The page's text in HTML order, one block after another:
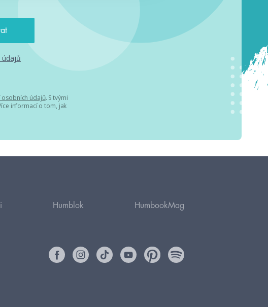
údajů
údajů. S tvými
informací o tom, jak
Humblok HumbookMag